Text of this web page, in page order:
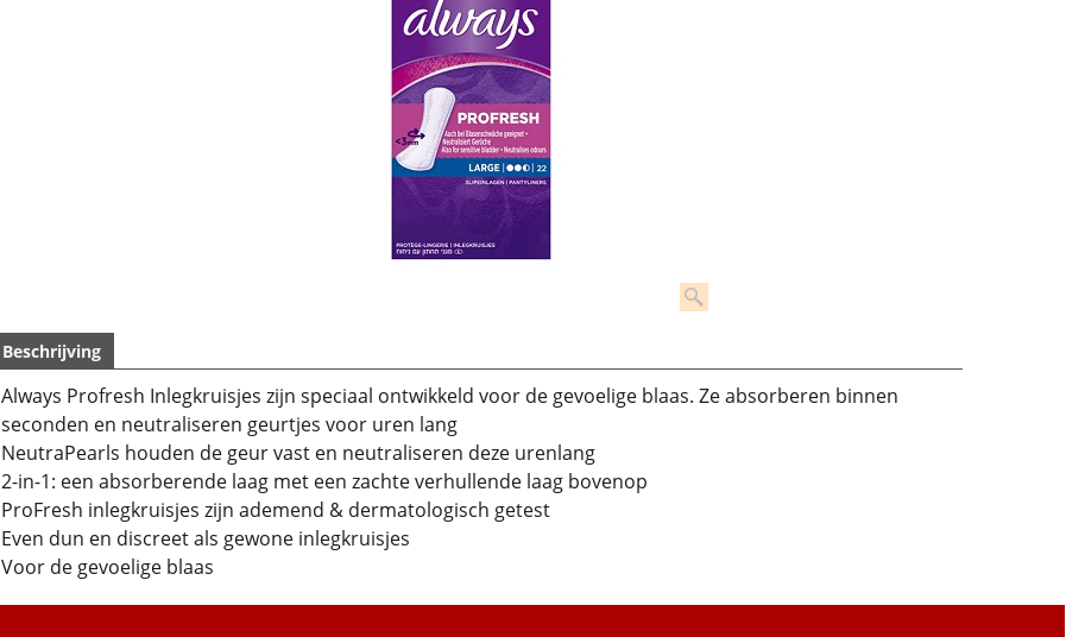
Beschrijving
Always Profresh Inlegkruisjes zijn speciaal ontwikkeld voor de gevoelige blaas. Ze absorberen binnen
seconden en neutraliseren geurtjes voor uren lang
NeutraPearls houden de geur vast en neutraliseren deze urenlang
2-in-1: een absorberende laag met een zachte verhullende laag bovenop
ProFresh inlegkruisjes zijn ademend & dermatologisch getest
Even dun en discreet als gewone inlegkruisjes
Voor de gevoelige blaas